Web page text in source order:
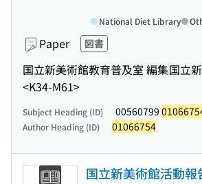
Paper 図書
国立新美術館教育普及室 編集国立
<K34-M61>
National Diet Library
Subject Heading (ID) 00560799
Author Heading (ID) 01066754
国立新美術館活動報